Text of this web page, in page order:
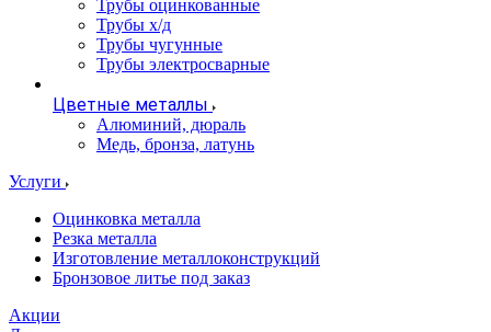
Трубы оцинкованные
Трубы х/д
Трубы чугунные
Трубы электросварные
Цветные металлы
Алюминий, дюраль
Медь, бронза, латунь
Услуги
Оцинковка металла
Резка металла
Изготовление металлоконструкций
Бронзовое литье под заказ
Акции